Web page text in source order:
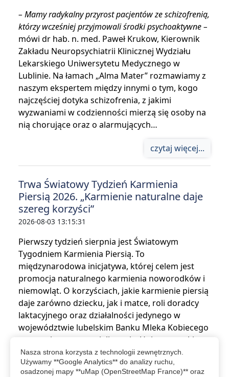
– Mamy radykalny przyrost pacjentów ze schizofrenią,
którzy wcześniej przyjmowali środki psychoaktywne –
mówi dr hab. n. med. Paweł Krukow, Kierownik
Zakładu Neuropsychiatrii Klinicznej Wydziału
Lekarskiego Uniwersytetu Medycznego w
Lublinie. Na łamach „Alma Mater” rozmawiamy z
naszym ekspertem między innymi o tym, kogo
najczęściej dotyka schizofrenia, z jakimi
wyzwaniami w codzienności mierzą się osoby na
nią chorujące oraz o alarmujących…
czytaj więcej...
Trwa Światowy Tydzień Karmienia
Piersią 2026. „Karmienie naturalne daje
szereg korzyści”
2026-08-03 13:15:31
Pierwszy tydzień sierpnia jest Światowym
Tygodniem Karmienia Piersią. To
międzynarodowa inicjatywa, której celem jest
promocja naturalnego karmienia noworodków i
niemowląt. O korzyściach, jakie karmienie piersią
daje zarówno dziecku, jak i matce, roli doradcy
laktacyjnego oraz działalności jedynego w
województwie lubelskim Banku Mleka Kobiecego
rozmawiamy ze specjalistami z Uniwersyteckiego
Szpitala Klinicznego Nr 1 w Lublinie: dr n. med.
Moniką Wójtowicz-Marzec, Lekarz…
Nasza strona korzysta z technologii zewnętrznych.
Używamy **Google Analytics** do analizy ruchu,
osadzonej mapy **uMap (OpenStreetMap France)** oraz